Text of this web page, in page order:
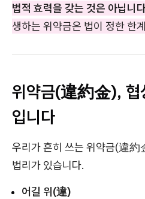
법적 효력을 갖는 것은 아닙니
생하는 위약금은 법이 정한 한
위약금(違約金), 협
입니다
우리가 흔히 쓰는 위약금(違約
법리가 있습니다.
어길 위(違)